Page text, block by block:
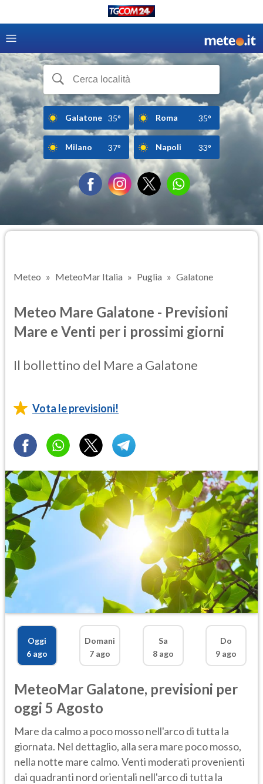
Galatone 35° Roma 35°
Milano 37° Napoli 33°
Meteo MeteoMar Italia Puglia Galatone
Meteo Mare Galatone - Previsioni
Mare e Venti per i prossimi giorni
Il bollettino del Mare a Galatone
Vota le previsioni!
Oggi
6 ago
Domani
7 ago
Sa
8 ago
Do
9 ago
MeteoMar Galatone, previsioni per
oggi 5 Agosto
Mare da calmo a poco mosso nell'arco di tutta la
giornata. Nel dettaglio, alla sera mare poco mosso,
nella notte mare calmo. Venti moderati provenienti
dai quadranti nord orientali nell'arco di tutta la